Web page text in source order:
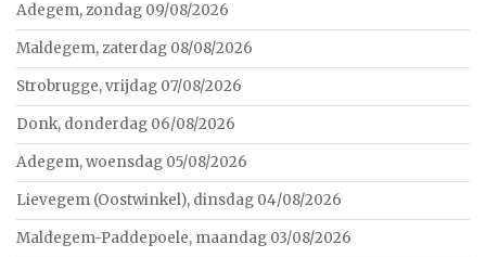
Adegem, zondag 09/08/2026
Maldegem, zaterdag 08/08/2026
Strobrugge, vrijdag 07/08/2026
Donk, donderdag 06/08/2026
Adegem, woensdag 05/08/2026
Lievegem (Oostwinkel), dinsdag 04/08/2026
Maldegem-Paddepoele, maandag 03/08/2026